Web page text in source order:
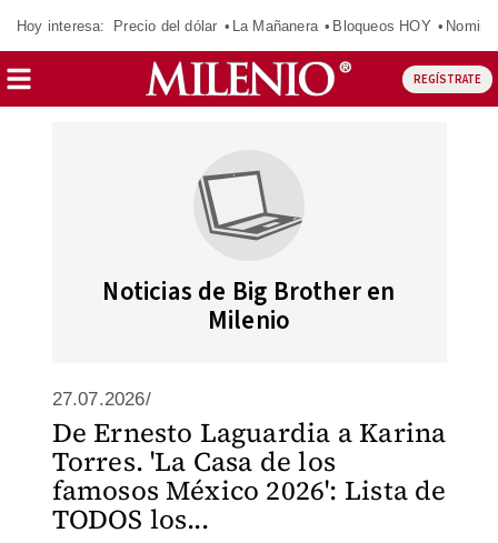
Hoy interesa: Precio del dólar La Mañanera Bloqueos HOY
REGÍSTRATE
Noticias de Big Brother en
Milenio
27.07.2026/
De Ernesto Laguardia a Karina
Torres. 'La Casa de los
famosos México 2026': Lista de
TODOS los...